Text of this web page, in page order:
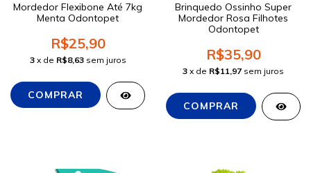
Mordedor Flexibone Até 7kg
Menta Odontopet
R$25,90
3 x de R$8,63 sem juros
Brinquedo Ossinho Super
Mordedor Rosa Filhotes
Odontopet
R$35,90
3 x de R$11,97 sem juros